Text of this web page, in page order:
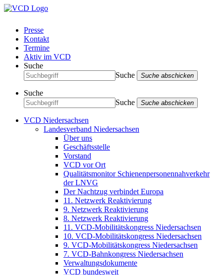
Presse
Kontakt
Termine
Aktiv im VCD
Suche
Suche
Suche abschicken
Suche
Suche
Suche abschicken
VCD Niedersachsen
Landesverband Niedersachsen
Über uns
Geschäftsstelle
Vorstand
VCD vor Ort
Qualitätsmonitor Schienenpersonennahverkehr
der LNVG
Der Nachtzug verbindet Europa
11. Netzwerk Reaktivierung
9. Netzwerk Reaktivierung
8. Netzwerk Reaktivierung
11. VCD-Mobilitätskongress Niedersachsen
10. VCD-Mobilitätskongress Niedersachsen
9. VCD-Mobilitätskongress Niedersachsen
7. VCD-Bahnkongress Niedersachsen
Verwaltungsdokumente
VCD bundesweit